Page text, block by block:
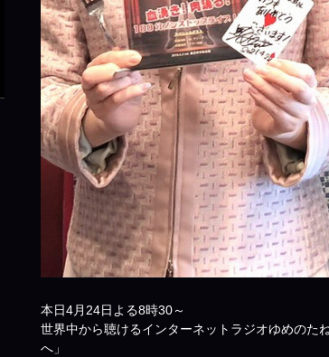
本日4月24日よる8時30～
世界中から聴けるインターネットラジオゆめのた
へ」